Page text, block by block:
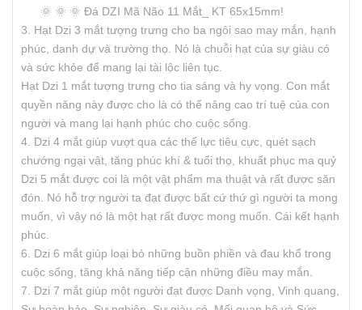
🌞 🌞 🌞 Đá DZI Mã Não 11 Mắt_ KT 65x15mm!
3. Hạt Dzi 3 mắt tượng trưng cho ba ngôi sao may mắn, hạnh
phúc, danh dự và trường thọ. Nó là chuỗi hạt của sự giàu có
và sức khỏe để mang lại tài lộc liên tục.
Hạt Dzi 1 mắt tượng trưng cho tia sáng và hy vọng. Con mắt
quyền năng này được cho là có thể nâng cao trí tuệ của con
người và mang lại hạnh phúc cho cuộc sống.
4. Dzi 4 mắt giúp vượt qua các thế lực tiêu cực, quét sạch
chướng ngại vật, tăng phúc khí & tuổi thọ, khuất phục ma quỷ
Dzi 5 mắt được coi là một vật phẩm ma thuật và rất được săn
đón. Nó hỗ trợ người ta đạt được bất cứ thứ gì người ta mong
muốn, vì vậy nó là một hạt rất được mong muốn. Cái kết hạnh
phúc.
6. Dzi 6 mắt giúp loại bỏ những buồn phiền và đau khổ trong
cuộc sống, tăng khả năng tiếp cận những điều may mắn.
7. Dzi 7 mắt giúp một người đạt được Danh vọng, Vinh quang,